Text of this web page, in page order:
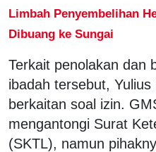
Limbah Penyembelihan
Dibuang ke Sungai
Terkait penolakan dan
ibadah tersebut,
berkaitan soal izin.
mengantongi Surat
(SKTL), namun